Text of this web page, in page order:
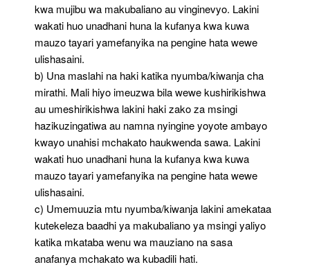
kwa mujibu wa makubaliano au vinginevyo. Lakini
wakati huo unadhani huna la kufanya kwa kuwa
mauzo tayari yamefanyika na pengine hata wewe
ulishasaini.
b) Una maslahi na haki katika nyumba/kiwanja cha
mirathi. Mali hiyo imeuzwa bila wewe kushirikishwa
au umeshirikishwa lakini haki zako za msingi
hazikuzingatiwa au namna nyingine yoyote ambayo
kwayo unahisi mchakato haukwenda sawa. Lakini
wakati huo unadhani huna la kufanya kwa kuwa
mauzo tayari yamefanyika na pengine hata wewe
ulishasaini.
c) Umemuuzia mtu nyumba/kiwanja lakini amekataa
kutekeleza baadhi ya makubaliano ya msingi yaliyo
katika mkataba wenu wa mauziano na sasa
anafanya mchakato wa kubadili hati.